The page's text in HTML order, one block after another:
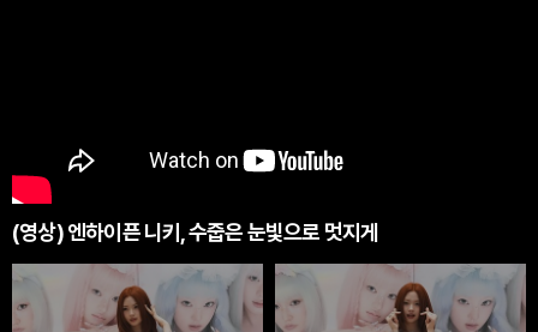
(영상) 엔하이픈 니키, 수줍은 눈빛으로 멋지게